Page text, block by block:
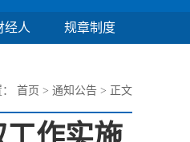
经人 规章制度
首页 > 通知公告 > 正文